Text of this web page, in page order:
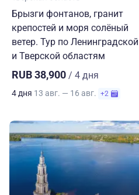
Брызги фонтанов, гранит
крепостей и моря солёный
ветер. Тур по Ленинградской
и Тверской областям
RUB 38,900 / 4 дня
4 дня 13 авг. — 16 авг. +2